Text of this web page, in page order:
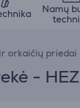
Namų
orkaičių priedai
-